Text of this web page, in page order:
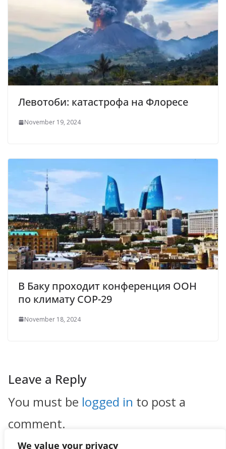
We value your privacy
Левотоби: катастрофа на Флоресе
November 19, 2024
В Баку проходит конференция ООН
по климату COP-29
November 18, 2024
Leave a Reply
You must be logged in to post a
comment.